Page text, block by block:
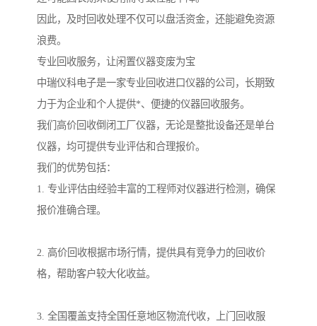
因此，及时回收处理不仅可以盘活资金，还能避免资源
浪费。
专业回收服务，让闲置仪器变废为宝
中瑞仪科电子是一家专业回收进口仪器的公司，长期致
力于为企业和个人提供*、便捷的仪器回收服务。
我们高价回收倒闭工厂仪器，无论是整批设备还是单台
仪器，均可提供专业评估和合理报价。
我们的优势包括：
1. 专业评估由经验丰富的工程师对仪器进行检测，确保
报价准确合理。
2. 高价回收根据市场行情，提供具有竞争力的回收价
格，帮助客户较大化收益。
3. 全国覆盖支持全国任意地区物流代收，上门回收服